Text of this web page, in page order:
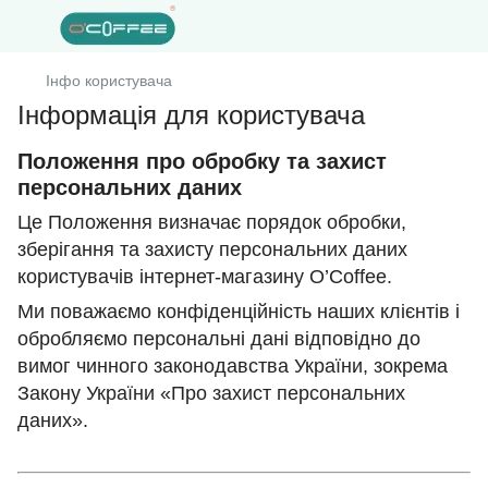
Інфо користувача
Інформація для користувача
Положення про обробку та захист
персональних даних
Це Положення визначає порядок обробки,
зберігання та захисту персональних даних
користувачів інтернет-магазину O’Coffee.
Ми поважаємо конфіденційність наших клієнтів і
обробляємо персональні дані відповідно до
вимог чинного законодавства України, зокрема
Закону України «Про захист персональних
даних».